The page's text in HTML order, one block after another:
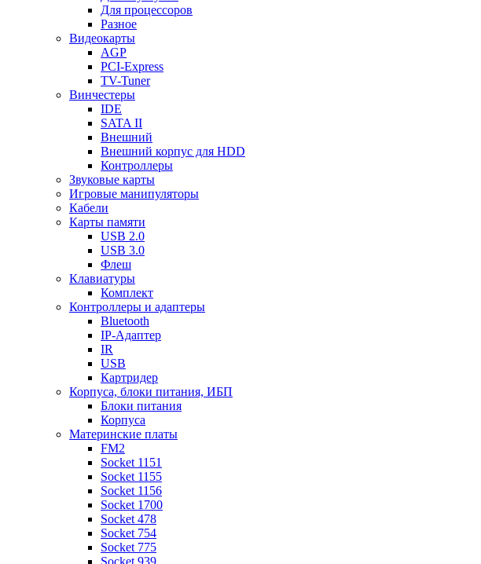
Для процессоров
Разное
Видеокарты
AGP
PCI-Express
TV-Tuner
Винчестеры
IDE
SATA II
Внешний
Внешний корпус для HDD
Контроллеры
Звуковые карты
Игровые манипуляторы
Кабели
Карты памяти
USB 2.0
USB 3.0
Флеш
Клавиатуры
Комплект
Контроллеры и адаптеры
Bluetooth
IP-Адаптер
IR
USB
Картридер
Корпуса, блоки питания, ИБП
Блоки питания
Корпуса
Материнские платы
FM2
Socket 1151
Socket 1155
Socket 1156
Socket 1700
Socket 478
Socket 754
Socket 775
Socket 939